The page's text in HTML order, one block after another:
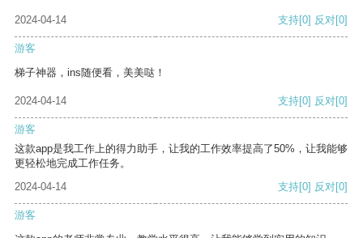
2024-04-14 支持[0] 反对[0]
游客
梯子神器，ins随便看，美美哒！
2024-04-14 支持[0] 反对[0]
游客
这款app是我工作上的得力助手，让我的工作效率提高了50%，让我能够
更轻松地完成工作任务。
2024-04-14
支持[0] 反对[0]
游客